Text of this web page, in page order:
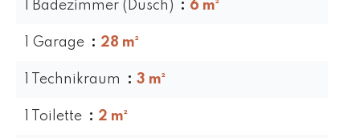
1 Badezimmer (Dusch) 6 m²
1 Garage 28 m²
1 Technikraum 3 m²
1 Toilette 2 m²